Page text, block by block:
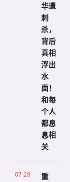
华遭
刺
杀，
背后
真相
浮出
水
面！
和每
个人
都息
息相
关
07-28
重